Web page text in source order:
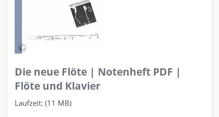
Die neue Flöte | Notenheft PDF |
Flöte und Klavier
Laufzeit: (11 MB)